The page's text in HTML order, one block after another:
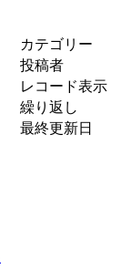
カテゴリー
投稿者
レコード表示
繰り返し
最終更新日